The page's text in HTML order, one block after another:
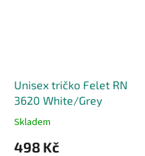
Unisex tričko Felet RN
3620 White/Grey
Skladem
498 Kč